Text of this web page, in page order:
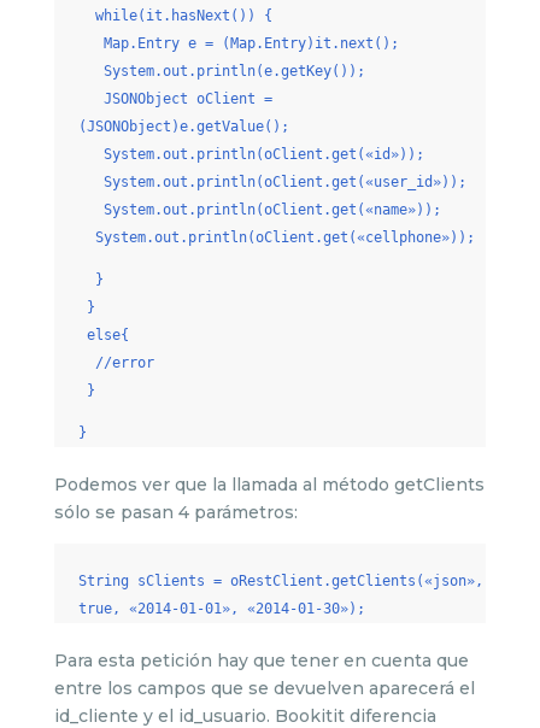
while(it.hasNext()) {
Map.Entry e = (Map.Entry)it.next();
System.out.println(e.getKey());
JSONObject oClient =
(JSONObject)e.getValue();
System.out.println(oClient.get(«id»));
System.out.println(oClient.get(«user_id»));
System.out.println(oClient.get(«name»));
System.out.println(oClient.get(«cellphone»));
}
}
else{
//error
}
}
Podemos ver que la llamada al método getClients
sólo se pasan 4 parámetros:
String sClients = oRestClient.getClients(«json»,
true, «2014-01-01», «2014-01-30»);
Para esta petición hay que tener en cuenta que
entre los campos que se devuelven aparecerá el
id_cliente y el id_usuario. Bookitit diferencia